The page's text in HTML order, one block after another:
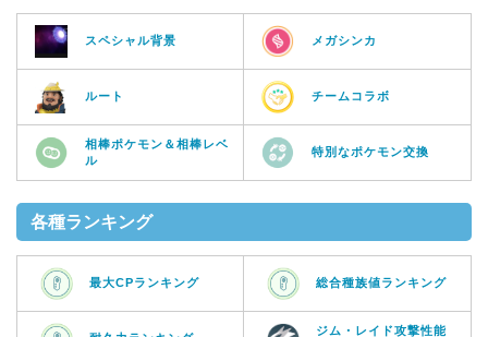
スペシャル背景 メガシンカ
ルート チームコラボ
相棒ポケモン＆相棒レベ
ル
特別なポケモン交換
各種ランキング
最大CPランキング 総合種族値ランキング
ジム・レイド攻撃性能